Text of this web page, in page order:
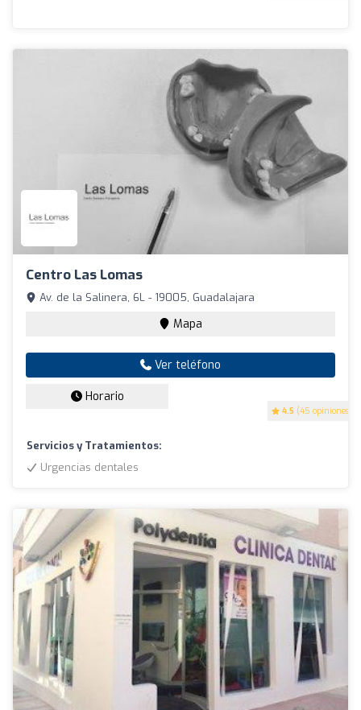
Centro Las Lomas
4.5 (45 opiniones)
Av. de la Salinera, 6L - 19005, Guadalajara
Mapa
Ver teléfono
Horario
Servicios y Tratamientos:
Urgencias dentales